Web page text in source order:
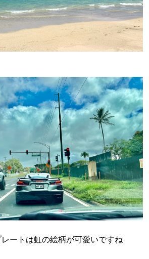
ートは虹の絵柄が可愛いですね